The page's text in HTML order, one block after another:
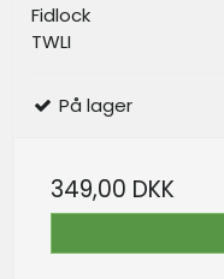
Fidlock
TWLI
På lager
349,00 DKK